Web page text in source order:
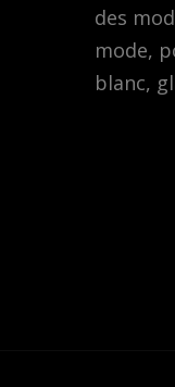
des
mode,
blanc,